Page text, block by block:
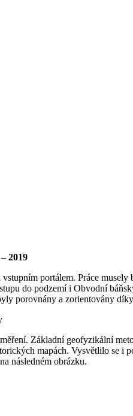
2019
portálem. Práce
do podzemí i Obvodní
porovnány a zorientovány
Základní geofyzikální
mapách. Vysvětlilo se
následném obrázku.